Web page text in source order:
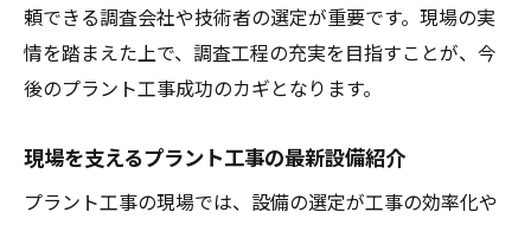
頼できる調査会社や技術者の選定が重要です。現場の実
情を踏まえた上で、調査工程の充実を目指すことが、今
後のプラント工事成功のカギとなります。
現場を支えるプラント工事の最新設備紹介
プラント工事の現場では、設備の選定が工事の効率化や